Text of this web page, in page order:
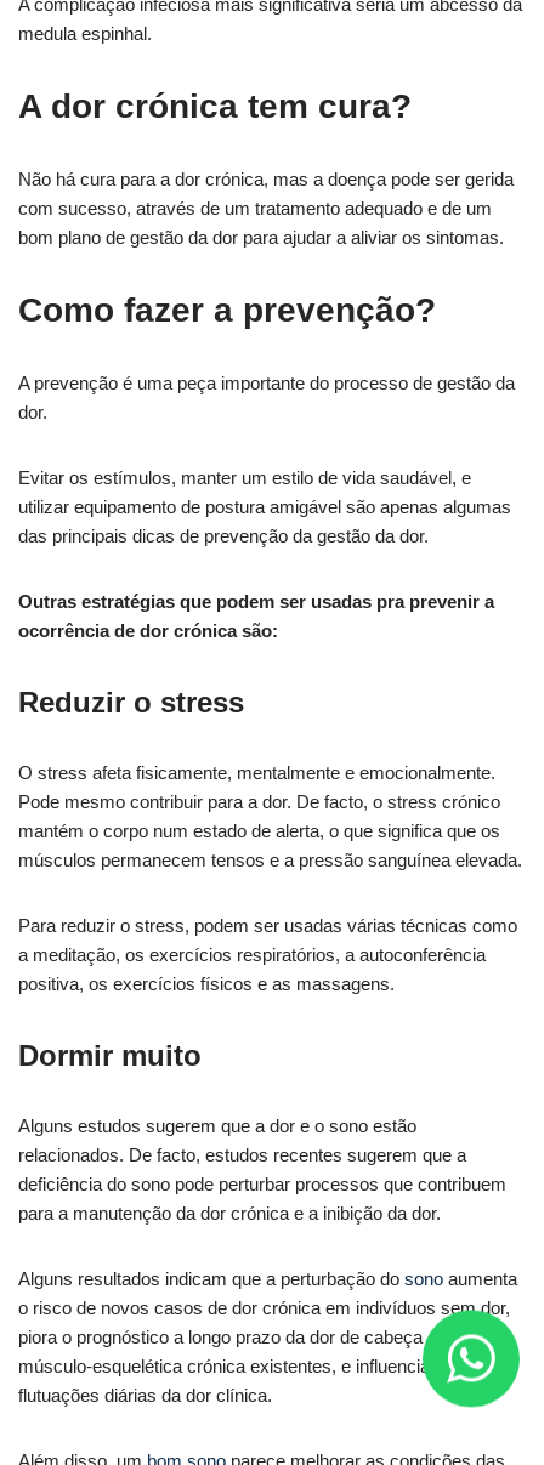
medula espinhal.
A dor crónica tem cura?
Não há cura para a dor crónica, mas a doença pode ser gerida
com sucesso, através de um tratamento adequado e de um
bom plano de gestão da dor para ajudar a aliviar os sintomas.
Como fazer a prevenção?
A prevenção é uma peça importante do processo de gestão da
dor.
Evitar os estímulos, manter um estilo de vida saudável, e
utilizar equipamento de postura amigável são apenas algumas
das principais dicas de prevenção da gestão da dor.
Outras estratégias que podem ser usadas pra prevenir a
ocorrência de dor crónica são:
Reduzir o stress
O stress afeta fisicamente, mentalmente e emocionalmente.
Pode mesmo contribuir para a dor. De facto, o stress crónico
mantém o corpo num estado de alerta, o que significa que os
músculos permanecem tensos e a pressão sanguínea elevada.
Para reduzir o stress, podem ser usadas várias técnicas como
a meditação, os exercícios respiratórios, a autoconferência
positiva, os exercícios físicos e as massagens.
Dormir muito
Alguns estudos sugerem que a dor e o sono estão
relacionados. De facto, estudos recentes sugerem que a
deficiência do sono pode perturbar processos que contribuem
para a manutenção da dor crónica e a inibição da dor.
Alguns resultados indicam que a perturbação do sono aumenta
o risco de novos casos de dor crónica em indivíduos sem dor,
piora o prognóstico a longo prazo da dor de cabeça e dor
músculo-esquelética crónica existentes, e influencia as
flutuações diárias da dor clínica.
Além disso, um bom sono parece melhorar as condições das